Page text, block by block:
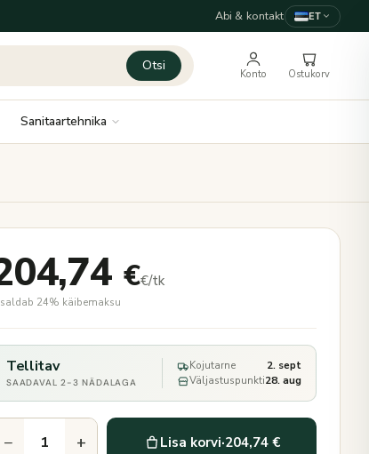
Abi & kontakt ET
Otsi
Konto Ostukorv
Sanitaartehnika
€€/tk
24% käibemaksu
Tellitav
SAADAVAL 2-3 NÄDALAGA
Kojutarne
2. sept
Väljastuspunkti28. aug
− + Lisa korvi·204,74 €